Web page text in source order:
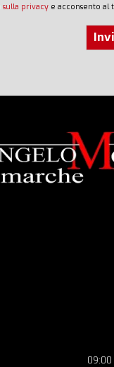
privacy e acconsento al
09:00